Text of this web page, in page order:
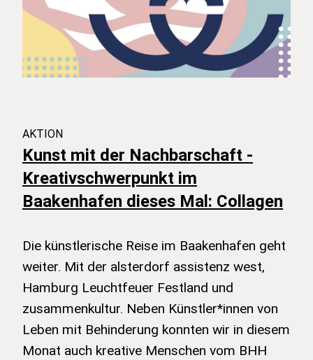
AKTION
Kunst mit der Nachbarschaft -
Kreativschwerpunkt im
Baakenhafen dieses Mal: Collagen
Die künstlerische Reise im Baakenhafen geht
weiter. Mit der alsterdorf assistenz west,
Hamburg Leuchtfeuer Festland und
zusammenkultur. Neben Künstler*innen von
Leben mit Behinderung konnten wir in diesem
Monat auch kreative Menschen vom BHH